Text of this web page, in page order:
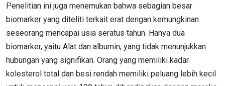
Penelitian ini juga menemukan bahwa sebagian besar
biomarker yang diteliti terkait erat dengan kemungkinan
seseorang mencapai usia seratus tahun. Hanya dua
biomarker, yaitu Alat dan albumin, yang tidak menunjukkan
hubungan yang signifikan. Orang yang memiliki kadar
kolesterol total dan besi rendah memiliki peluang lebih kecil